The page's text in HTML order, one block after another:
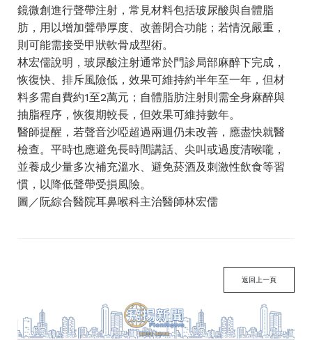
鏡微創進行聲帶注射，常見材料包括玻尿酸與自體脂
肪，用以增加聲帶厚度、改善閉合功能；若情況嚴重，
則可能需接受甲狀軟骨成型術。
林宏儒說明，玻尿酸注射通常於門診局部麻醉下完成，
恢復快、排斥風險低，效果可維持約半年至一年，但材
料多需自費約1至2萬元；自體脂肪注射則需全身麻醉與
抽脂程序，恢復期較長，但效果可維持數年。
醫師提醒，若聲音沙啞超過兩週仍未改善，應盡快就醫
檢查。平時也應避免長時間講話、尖叫或過度清喉嚨，
並養成少量多次補充溫水、避免菸酒及刺激性飲食等習
慣，以降低聲帶受損風險。
圖／阮綜合醫院耳鼻喉科主治醫師林宏儒
返回上一頁